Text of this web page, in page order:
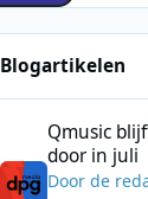
Blogartikelen
Qmusic
door in juli
Door de